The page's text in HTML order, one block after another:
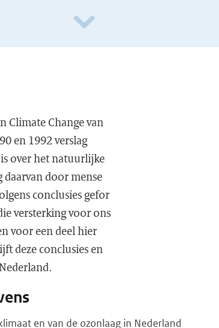
Climate Change van
en 1992 verslag
over het natuurlijke
daarvan door mense
conclusies gefor
versterking voor ons
voor een deel hier
deze conclusies en
en van de ozonlaag in Nederland